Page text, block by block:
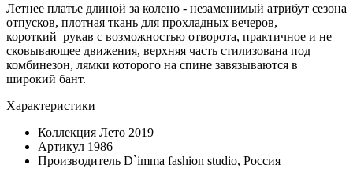
Летнее платье длиной за колено - незаменимый атрибут сезона
отпусков, плотная ткань для прохладных вечеров,
короткий рукав с возможностью отворота, практичное и не
сковывающее движения, верхняя часть стилизована под
комбинезон, лямки которого на спине завязываются в
широкий бант.
Характеристики
Коллекция Лето 2019
Артикул 1986
Производитель D`imma fashion studio, Россия